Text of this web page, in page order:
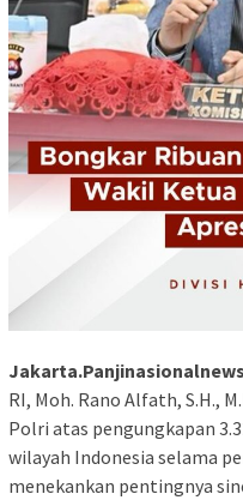
RI, Moh. Rano Alfath, S.H.,
Polri atas pengungkapan
wilayah Indonesia selama
menekankan pentingnya